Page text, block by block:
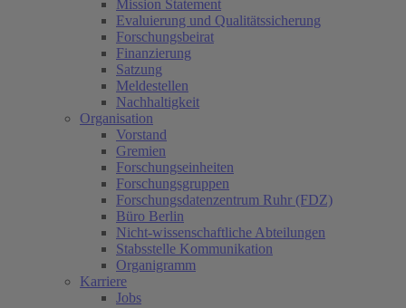
Mission Statement
Evaluierung und Qualitätssicherung
Forschungsbeirat
Finanzierung
Satzung
Meldestellen
Nachhaltigkeit
Organisation
Vorstand
Gremien
Forschungseinheiten
Forschungsgruppen
Forschungsdatenzentrum Ruhr (FDZ)
Büro Berlin
Nicht-wissenschaftliche Abteilungen
Stabsstelle Kommunikation
Organigramm
Karriere
Jobs